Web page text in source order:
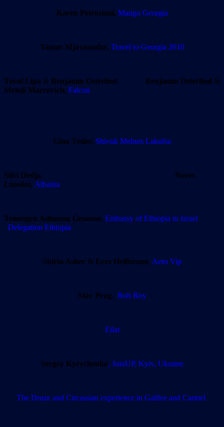
Karen Petrosiani, Mango Georgia
Tamar Mjavanadze, Travel to Georgia 2010
Toval Lipa & Benjamin Osterlind Benjamin Osterlind &
Mendi Marcovich, Falcon
Gina Tesler, Shivuk Mehuts Lakufsa
Silvi Dedja
Norec
Luusku, Albania
Temesgen Admassu Gessesse, Embassy of Ethiopia in Israel
Delegation Ethiopia
Shirin Asher & Erez Heilbrunn, Aero Vip
Stav Prag, Rob Roy
Eilat
Sergey Kyrychenko, JoinUP, Kyiv, Ukraine
The Druze and Circassian experience in Galilee and Carmel